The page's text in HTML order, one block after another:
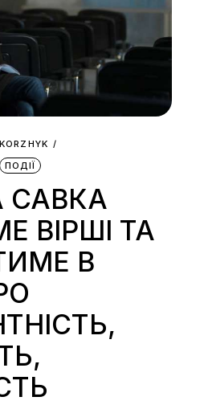
ПОДІЇ
САВКА
ВІРШІ ТА
В